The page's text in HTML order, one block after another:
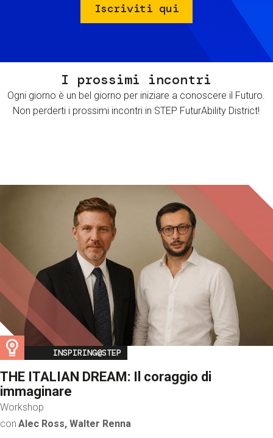
Iscriviti qui
I prossimi incontri
Ogni giorno è un bel giorno per iniziare a conoscere il Futuro.
Non perderti i prossimi incontri in STEP FuturAbility District!
Image
INSPIRING@STEP
THE ITALIAN DREAM: Il coraggio di
immaginare
Workshop
con Alec Ross, Walter Renna